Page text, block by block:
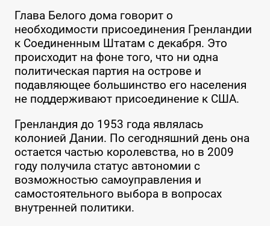
Глава Белого дома говорит о
необходимости присоединения Гренландии
к Соединенным Штатам с декабря. Это
происходит на фоне того, что ни одна
политическая партия на острове и
подавляющее большинство его населения
не поддерживают присоединение к США.
Гренландия до 1953 года являлась
колонией Дании. По сегодняшний день она
остается частью королевства, но в 2009
году получила статус автономии с
возможностью самоуправления и
самостоятельного выбора в вопросах
внутренней политики.